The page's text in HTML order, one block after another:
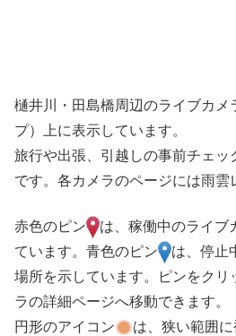
樋井川・田島橋周辺のライブカメ
プ）上に表示しています。
旅行や出張、引越しの事前チェッ
です。各カメラのページには雨雲
赤色のピン
は、稼働中のライブ
ています。青色のピン
は、停止
場所を示しています。ピンをクリ
ラの詳細ページへ移動できます。
円形のアイコン
は、狭い範囲